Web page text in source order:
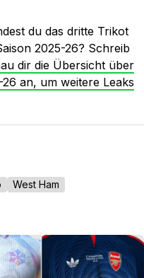
du das dritte Trikot
2025-26? Schreib
dir die Übersicht über
an, um weitere Leaks
West Ham